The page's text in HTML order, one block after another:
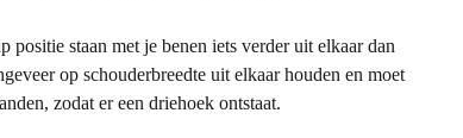
positie staan met je benen iets verder uit elkaar dan
op schouderbreedte uit elkaar houden en moet
zodat er een driehoek ontstaat.